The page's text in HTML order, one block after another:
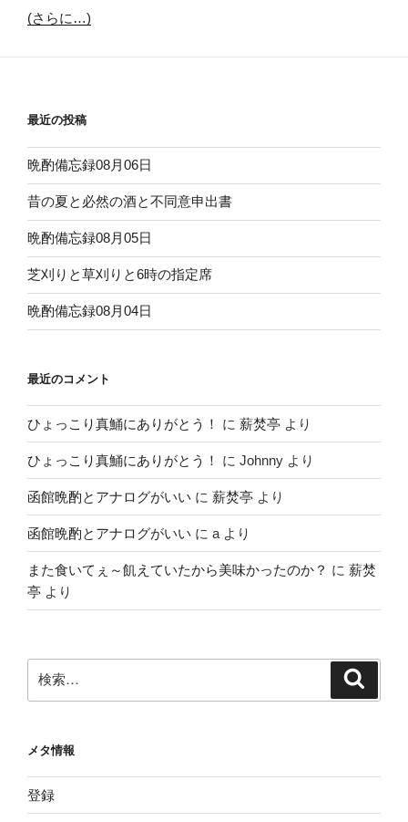
(さらに…)
最近の投稿
晩酌備忘録08月06日
昔の夏と必然の酒と不同意申出書
晩酌備忘録08月05日
芝刈りと草刈りと6時の指定席
晩酌備忘録08月04日
最近のコメント
ひょっこり真鯒にありがとう！ に 薪焚亭 より
ひょっこり真鯒にありがとう！ に Johnny より
函館晩酌とアナログがいい に 薪焚亭 より
函館晩酌とアナログがいい に a より
また食いてぇ～飢えていたから美味かったのか？ に 薪焚
亭 より
索:
メタ情報
登録